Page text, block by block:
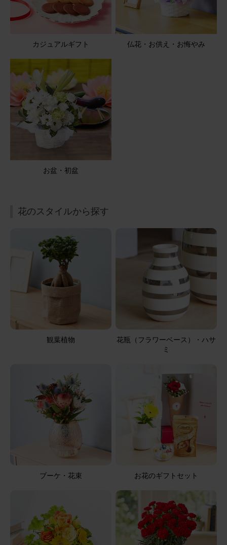
カジュアルギフト 仏花・お供え・お悔やみ
お盆・初盆
花のスタイルから探す
観葉植物
花瓶（フラワーベース）・ハサ
ミ
ブーケ・花束 お花のギフトセット